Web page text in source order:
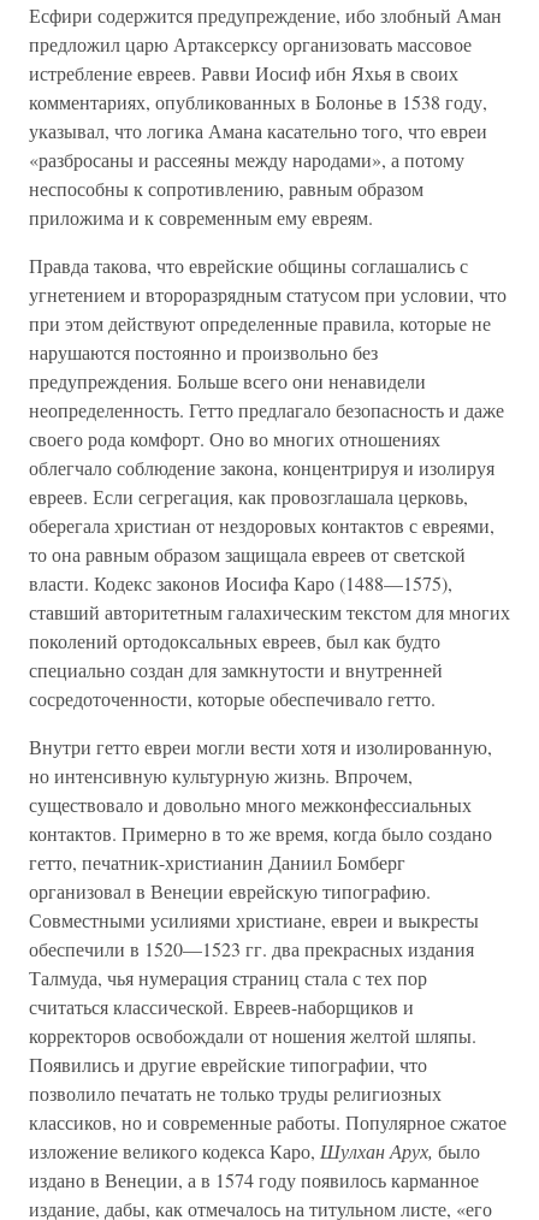
Есфири содержится предупреждение, ибо злобный Аман
предложил царю Артаксерксу организовать массовое
истребление евреев. Равви Иосиф ибн Яхья в своих
комментариях, опубликованных в Болонье в 1538 году,
указывал, что логика Амана касательно того, что евреи
«разбросаны и рассеяны между народами», а потому
неспособны к сопротивлению, равным образом
приложима и к современным ему евреям.
Правда такова, что еврейские общины соглашались с
угнетением и второразрядным статусом при условии, что
при этом действуют определенные правила, которые не
нарушаются постоянно и произвольно без
предупреждения. Больше всего они ненавидели
неопределенность. Гетто предлагало безопасность и даже
своего рода комфорт. Оно во многих отношениях
облегчало соблюдение закона, концентрируя и изолируя
евреев. Если сегрегация, как провозглашала церковь,
оберегала христиан от нездоровых контактов с евреями,
то она равным образом защищала евреев от светской
власти. Кодекс законов Иосифа Каро (1488—1575),
ставший авторитетным галахическим текстом для многих
поколений ортодоксальных евреев, был как будто
специально создан для замкнутости и внутренней
сосредоточенности, которые обеспечивало гетто.
Внутри гетто евреи могли вести хотя и изолированную,
но интенсивную культурную жизнь. Впрочем,
существовало и довольно много межконфессиальных
контактов. Примерно в то же время, когда было создано
гетто, печатник-христианин Даниил Бомберг
организовал в Венеции еврейскую типографию.
Совместными усилиями христиане, евреи и выкресты
обеспечили в 1520—1523 гг. два прекрасных издания
Талмуда, чья нумерация страниц стала с тех пор
считаться классической. Евреев-наборщиков и
корректоров освобождали от ношения желтой шляпы.
Появились и другие еврейские типографии, что
позволило печатать не только труды религиозных
классиков, но и современные работы. Популярное сжатое
изложение великого кодекса Каро, Шулхан Арух, было
издано в Венеции, а в 1574 году появилось карманное
издание, дабы, как отмечалось на титульном листе, «его